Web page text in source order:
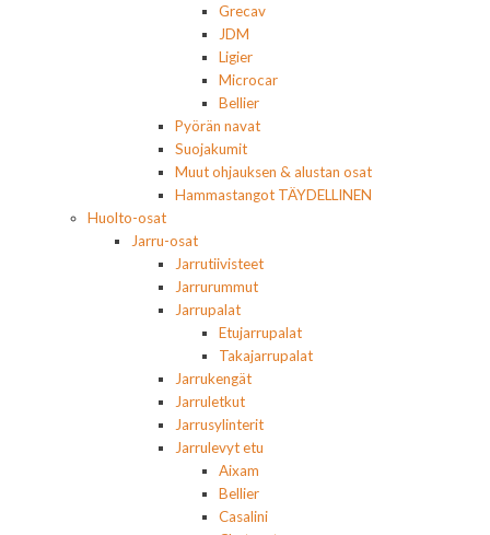
Grecav
JDM
Ligier
Microcar
Bellier
Pyörän navat
Suojakumit
Muut ohjauksen & alustan osat
Hammastangot TÄYDELLINEN
Huolto-osat
Jarru-osat
Jarrutiivisteet
Jarrurummut
Jarrupalat
Etujarrupalat
Takajarrupalat
Jarrukengät
Jarruletkut
Jarrusylinterit
Jarrulevyt etu
Aixam
Bellier
Casalini